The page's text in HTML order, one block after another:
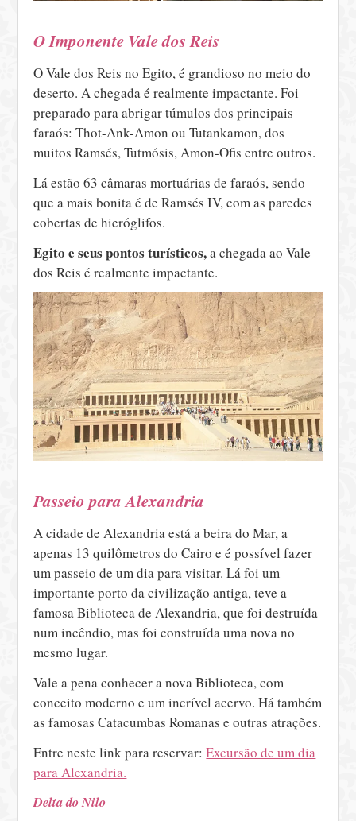
O Imponente Vale dos Reis
O Vale dos Reis no Egito, é grandioso no meio do
deserto. A chegada é realmente impactante. Foi
preparado para abrigar túmulos dos principais
faraós: Thot-Ank-Amon ou Tutankamon, dos
muitos Ramsés, Tutmósis, Amon-Ofis entre outros.
Lá estão 63 câmaras mortuárias de faraós, sendo
que a mais bonita é de Ramsés IV, com as paredes
cobertas de hieróglifos.
Egito e seus pontos turísticos,a chegada ao Vale
dos Reis é realmente impactante.
Passeio para Alexandria
A cidade de Alexandria está a beira do Mar, a
apenas 13 quilômetros do Cairo e é possível fazer
um passeio de um dia para visitar. Lá foi um
importante porto da civilização antiga, teve a
famosa Biblioteca de Alexandria, que foi destruída
num incêndio, mas foi construída uma nova no
mesmo lugar.
Vale a pena conhecer a nova Biblioteca, com
conceito moderno e um incrível acervo. Há também
as famosas Catacumbas Romanas e outras atrações.
Entre neste link para reservar:Excursão de um dia
para Alexandria.
Delta do Nilo